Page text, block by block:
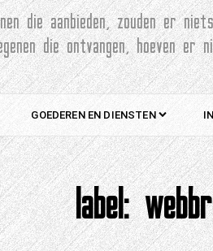
die aanbieden, zouden er
die ontvangen, hoeven
GOEDEREN EN DIENSTEN
label: